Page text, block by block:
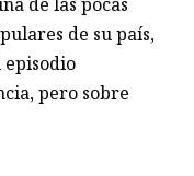
de su país,
episodio
pero sobre